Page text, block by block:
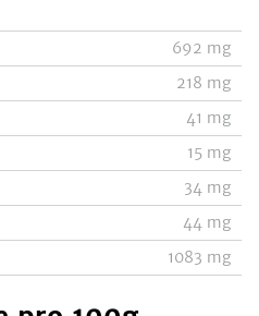
692 mg
218 mg
41 mg
15 mg
34 mg
44 mg
1083 mg